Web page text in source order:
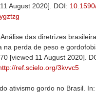
August 2020]. DOI:
das diretrizes
na perda de peso e
[viewed 11 August 2020].
ref.scielo.org/3kvvc5
ativismo gordo no Brasil.